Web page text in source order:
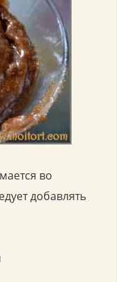
во
добавлять